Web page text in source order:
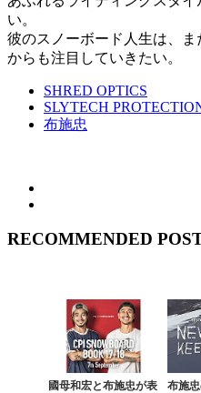
い。
彼のスノーボード人生は、
からも注目していきたい。
SHRED OPTICS
SLYTECH
布施忠
RECOMMENDED
國母和宏と布施忠が表
布施